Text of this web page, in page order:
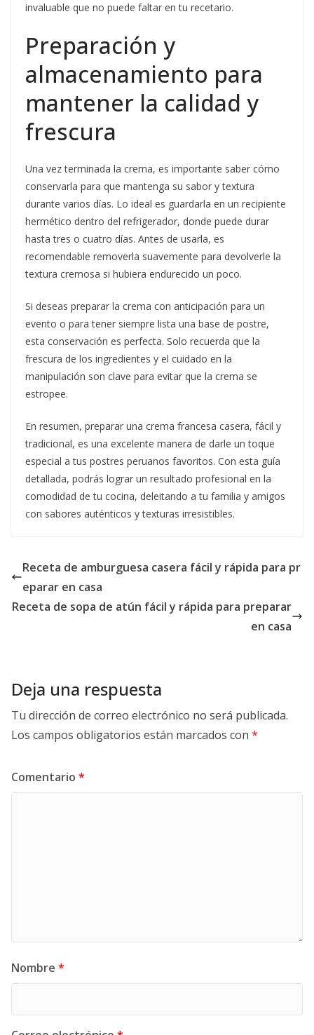
invaluable que no puede faltar en tu recetario.
Preparación y
almacenamiento para
mantener la calidad y
frescura
Una vez terminada la crema, es importante saber cómo
conservarla para que mantenga su sabor y textura
durante varios días. Lo ideal es guardarla en un recipiente
hermético dentro del refrigerador, donde puede durar
hasta tres o cuatro días. Antes de usarla, es
recomendable removerla suavemente para devolverle la
textura cremosa si hubiera endurecido un poco.
Si deseas preparar la crema con anticipación para un
evento o para tener siempre lista una base de postre,
esta conservación es perfecta. Solo recuerda que la
frescura de los ingredientes y el cuidado en la
manipulación son clave para evitar que la crema se
estropee.
En resumen, preparar una crema francesa casera, fácil y
tradicional, es una excelente manera de darle un toque
especial a tus postres peruanos favoritos. Con esta guía
detallada, podrás lograr un resultado profesional en la
comodidad de tu cocina, deleitando a tu familia y amigos
con sabores auténticos y texturas irresistibles.
Receta de amburguesa casera fácil y rápida para pr
eparar en casa
Receta de sopa de atún fácil y rápida para preparar
en casa
Deja una respuesta
Tu dirección de correo electrónico no será publicada.
Los campos obligatorios están marcados con *
Comentario *
Nombre *